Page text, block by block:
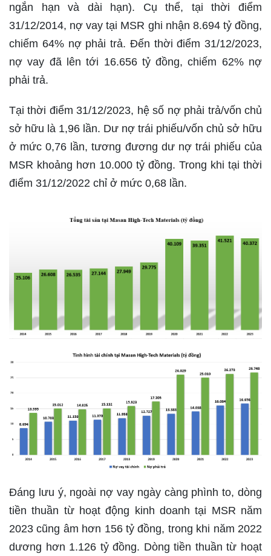
ngắn hạn và dài hạn). Cụ thể, tại thời điểm
31/12/2014, nợ vay tại MSR ghi nhận 8.694 tỷ đồng,
chiếm 64% nợ phải trả. Đến thời điểm 31/12/2023,
nợ vay đã lên tới 16.656 tỷ đồng, chiếm 62% nợ
phải trả.
Tại thời điểm 31/12/2023, hệ số nợ phải trả/vốn chủ
sở hữu là 1,96 lần. Dư nợ trái phiếu/vốn chủ sở hữu
ở mức 0,76 lần, tương đương dư nợ trái phiếu của
MSR khoảng hơn 10.000 tỷ đồng. Trong khi tại thời
điểm 31/12/2022 chỉ ở mức 0,68 lần.
Đáng lưu ý, ngoài nợ vay ngày càng phình to, dòng
tiền thuần từ hoạt động kinh doanh tại MSR năm
2023 cũng âm hơn 156 tỷ đồng, trong khi năm 2022
dương hơn 1.126 tỷ đồng. Dòng tiền thuần từ hoạt